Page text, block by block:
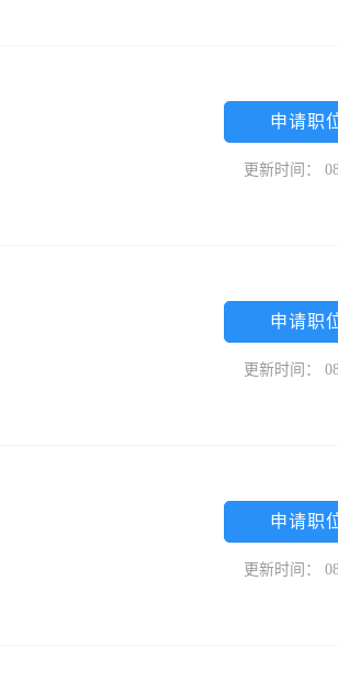
申请职
更新时间：
申请职
更新时间：
申请职
更新时间：